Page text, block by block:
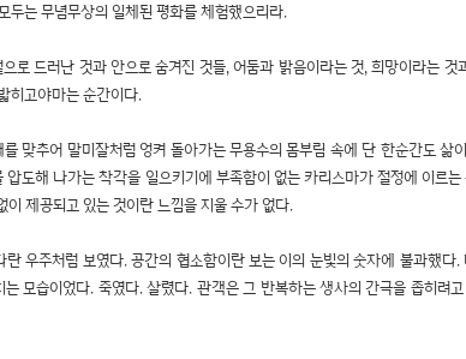
는 무념무상의 일체된 평화를 체험했으리라.
로 드러난 것과 안으로 숨겨진 것들, 어둠과 밝음이라는 것, 희망이라는
히고야마는 순간이다.
맞추어 말미잘처럼 엉켜 돌아가는 무용수의 몸부림 속에 단 한순간도 삶
도해 나가는 착각을 일으키기에 부족함이 없는 카리스마가 절정에 이르
제공되고 있는 것이란 느낌을 지울 수가 없다.
우주처럼 보였다. 공간의 협소함이란 보는 이의 눈빛의 숫자에 불과했
모습이었다. 죽였다. 살렸다. 관객은 그 반복하는 생사의 간극을 좁히려